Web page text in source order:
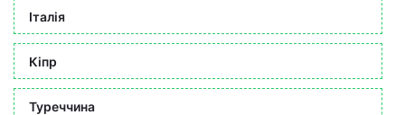
Італія
Кіпр
Туреччина